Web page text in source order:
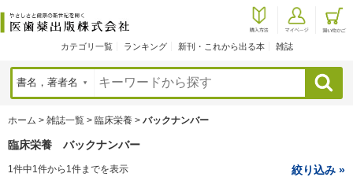
カテゴリ一覧 ランキング 新刊・これから出る本 雑誌
検索
ホーム > 雑誌一覧 > 臨床栄養 > バックナンバー
臨床栄養 バックナンバー
1件中1件から1件までを表示 絞り込み »